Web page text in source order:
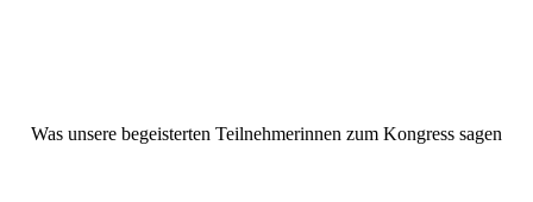
Was unsere begeisterten Teilnehmerinnen zum Kongress sagen